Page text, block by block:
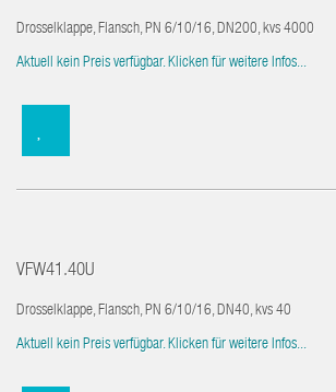
Drosselklappe, Flansch, PN 6/10/16, DN200, kvs 4000
Aktuell kein Preis verfügbar. Klicken für weitere Infos...
VFW41.40U
Drosselklappe, Flansch, PN 6/10/16, DN40, kvs 40
Aktuell kein Preis verfügbar. Klicken für weitere Infos...